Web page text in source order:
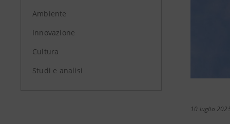
Ambiente
Innovazione
Cultura
Studi e analisi
10 luglio